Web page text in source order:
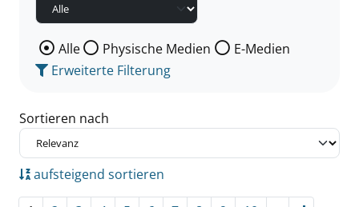
Wählen Sie die Medienart nach der Sie suchen wollen.
Alle Physische Medien
E-Medien
Erweiterte Filterung
Sortieren nach
aufsteigend sortieren